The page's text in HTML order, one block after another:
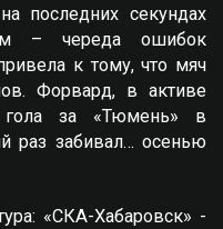
последних секундах
– череда ошибок
к тому, что мяч
Форвард, в активе
гола за «Тюмень» в
раз забивал… осенью
«СКА-Хабаровск» -